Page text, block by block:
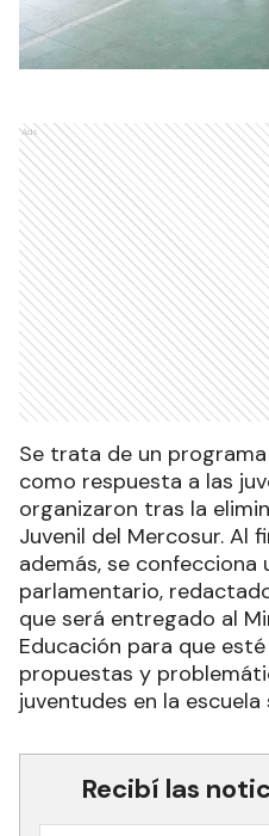
Ads
Se trata de un
como respuesta a las
organizaron tras la
Juvenil del Mercosur. Al
además, se confecciona
parlamentario,
que será entregado al
Educación para que
propuestas y
juventudes en la escuela
Recibí las